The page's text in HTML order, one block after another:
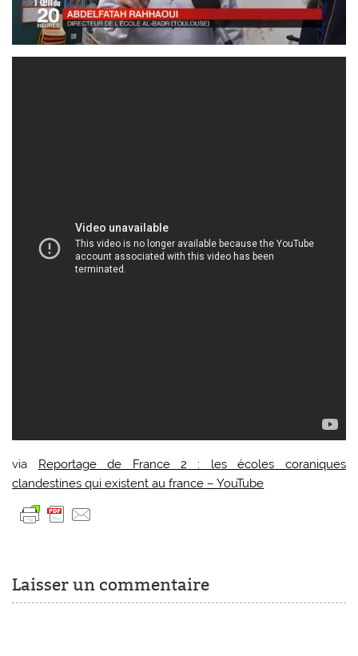
via Reportage de France 2 : les écoles coraniques
clandestines qui existent au france – YouTube
Laisser un commentaire